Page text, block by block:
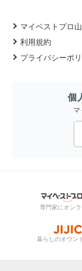
マイベストプロ
利用規約
プライバシーポ
個
専門家にオン
暮らしのオウン